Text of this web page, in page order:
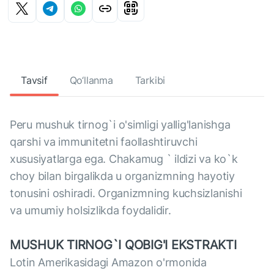
Tavsif Qo‘llanma Tarkibi
Peru mushuk tirnog`i o'simligi yallig'lanishga
qarshi va immunitetni faollashtiruvchi
xususiyatlarga ega. Chakamug ` ildizi va ko`k
choy bilan birgalikda u organizmning hayotiy
tonusini oshiradi. Organizmning kuchsizlanishi
va umumiy holsizlikda foydalidir.
MUSHUK TIRNOG`I QOBIG'I EKSTRAKTI
Lotin Amerikasidagi Amazon o'rmonida